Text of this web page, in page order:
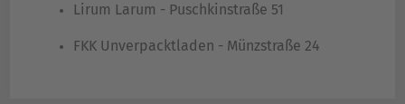
Lirum Larum - Puschkinstraße 51
FKK Unverpacktladen - Münzstraße 24